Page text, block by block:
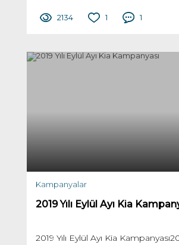
2134 1 1
Kampanyalar
2019 Yılı Eylül Ayı Kia
2019 Yılı Eylül Ayı Kia